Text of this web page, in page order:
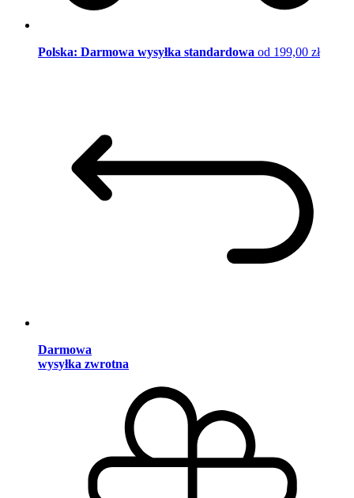
Polska: Darmowa wysyłka standardowa od 199,00 zł
Darmowa
wysyłka zwrotna